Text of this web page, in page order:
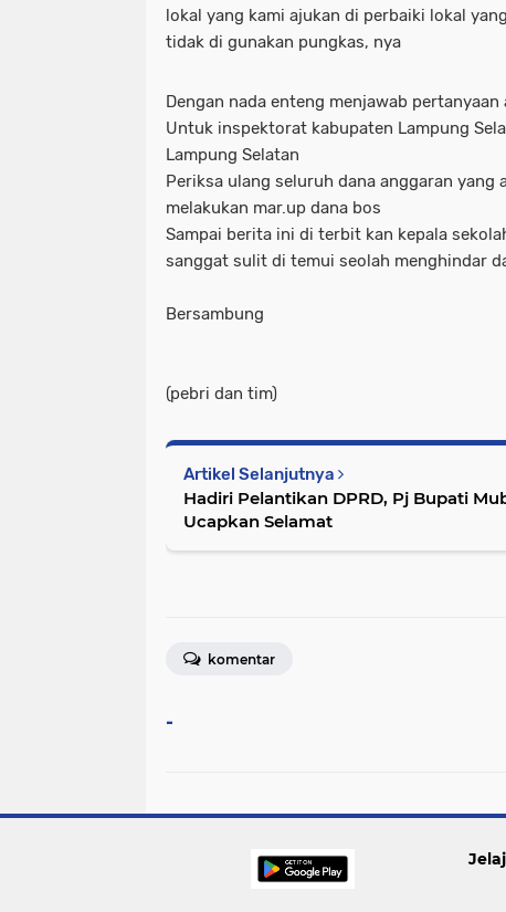
lokal yang kami ajukan di perbaiki lokal
tidak di gunakan pungkas, nya
Dengan nada enteng menjawab pertanyaan
Untuk inspektorat kabupaten Lampung
Lampung Selatan
Periksa ulang seluruh dana anggaran yang
melakukan mar.up dana bos
Sampai berita ini di terbit kan kepala
sanggat sulit di temui seolah menghindar
Bersambung
(pebri dan tim)
Artikel Selanjutnya
Hadiri Pelantikan DPRD, Pj Bupati
Ucapkan Selamat
komentar
-